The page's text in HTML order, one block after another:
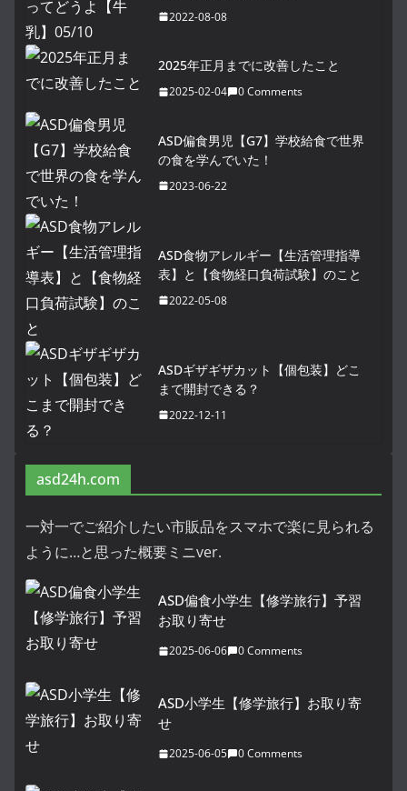
2022-08-08
2025年正月までに改善したこと
2025-02-04 0 Comments
ASD偏食男児【G7】学校給食で世界
の食を学んでいた！
2023-06-22
ASD食物アレルギー【生活管理指導
表】と【食物経口負荷試験】のこと
2022-05-08
ASDギザギザカット【個包装】どこ
まで開封できる？
2022-12-11
asd24h.com
一対一でご紹介したい市販品をスマホで楽に見られる
ように…と思った概要ミニver.
ASD偏食小学生【修学旅行】予習
お取り寄せ
2025-06-06 0 Comments
ASD小学生【修学旅行】お取り寄
せ
2025-06-05 0 Comments